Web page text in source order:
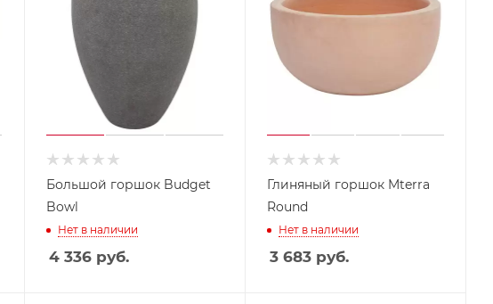
Большой горшок Budget
Bowl
Нет в наличии
4 336руб.
Глиняный горшок Mterra
Round
Нет в наличии
3 683руб.